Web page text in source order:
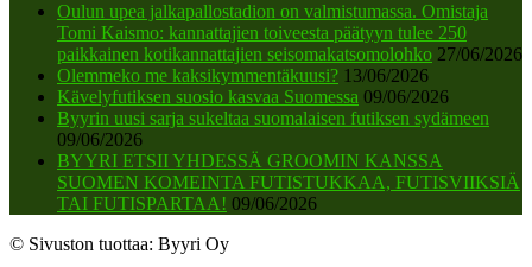
Oulun upea jalkapallostadion on valmistumassa. Omistaja
Tomi Kaismo: kannattajien toiveesta päätyyn tulee 250
paikkainen kotikannattajien seisomakatsomolohko 27/06/2026
Olemmeko me kaksikymmentäkuusi? 13/06/2026
Kävelyfutiksen suosio kasvaa Suomessa 09/06/2026
Byyrin uusi sarja sukeltaa suomalaisen futiksen sydämeen
09/06/2026
BYYRI ETSII YHDESSÄ GROOMIN KANSSA
SUOMEN KOMEINTA FUTISTUKKAA, FUTISVIIKSIÄ
TAI FUTISPARTAA! 09/06/2026
© Sivuston tuottaa: Byyri Oy